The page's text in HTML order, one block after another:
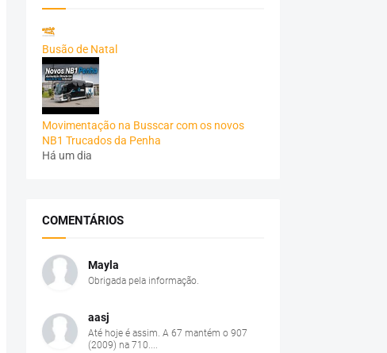
Busão de Natal
Movimentação na Busscar com os novos
NB1 Trucados da Penha
Há um dia
COMENTÁRIOS
Mayla
Obrigada pela informação.
aasj
Até hoje é assim. A 67 mantém o 907
(2009) na 710....